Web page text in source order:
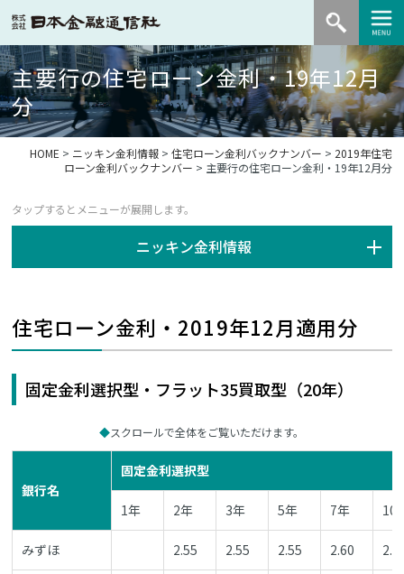
主要行の住宅ローン金利・19年12月
分
HOME > ニッキン金利情報> 住宅ローン金利バックナンバー > 2019年住宅
ローン金利バックナンバー > 主要行の住宅ローン金利・19年12月分
ニッキン金利情報
住宅ローン金利・2019年12月適用分
固定金利選択型・フラット35買取型（20年）
スクロールで全体をご覧いただけます。
銀行名
固定金利選択型
1年 2年 3年 5年 7年 10
みずほ 2.55 2.55 2.55 2.60